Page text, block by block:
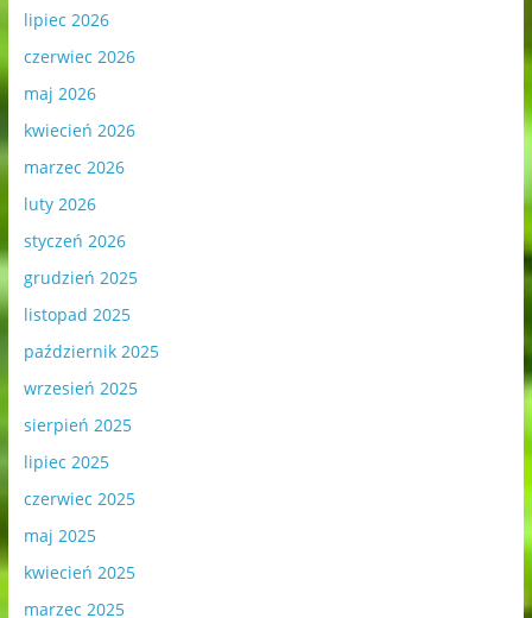
lipiec 2026
czerwiec 2026
maj 2026
kwiecień 2026
marzec 2026
luty 2026
styczeń 2026
grudzień 2025
listopad 2025
październik 2025
wrzesień 2025
sierpień 2025
lipiec 2025
czerwiec 2025
maj 2025
kwiecień 2025
marzec 2025